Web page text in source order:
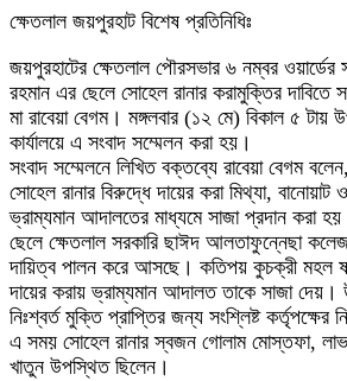
ক্ষেতলাল জয়পুরহাট বিশেষ প্রতিনিধিঃ
জয়পুরহাটের ক্ষেতলাল পৌরসভার ৬ নম্বর ওয়ার্ডের
রহমান এর ছেলে সোহেল রানার করামুক্তির দাবিতে
মা রাবেয়া বেগম। মঙ্গলবার (১২ মে) বিকাল ৫ টায়
কার্যালয়ে এ সংবাদ সম্মেলন করা হয়।
সংবাদ সম্মেলনে লিখিত বক্তব্যে রাবেয়া বেগম
সোহেল রানার বিরুদ্ধে দায়ের করা মিথ্যা,
ভ্রাম্যমান আদালতের মাধ্যমে সাজা প্রদান করা
ছেলে ক্ষেতলাল সরকারি ছাঈদ আলতাফুন্নেছা
দায়িত্ব পালন করে আসছে। কতিপয় কুচক্রী মহল
দায়ের করায় ভ্রাম্যমান আদালত তাকে সাজা দেয়।
নিঃশ্বর্ত মুক্তি প্রাপ্তির জন্য সংশ্লিষ্ট কর্তৃপক্ষের
এ সময় সোহেল রানার স্বজন গোলাম মোস্তফা,
খাতুন উপস্থিত ছিলেন।